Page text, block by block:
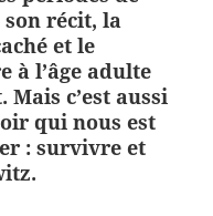
récit, la
et le
à l’âge adulte
c’est aussi
qui nous est
: survivre et